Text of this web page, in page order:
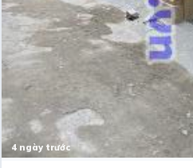
4 ngày trước